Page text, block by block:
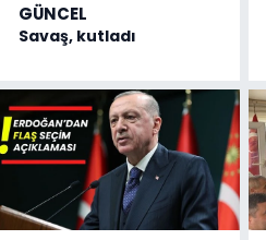
GÜNCEL
Savaş, kutladı